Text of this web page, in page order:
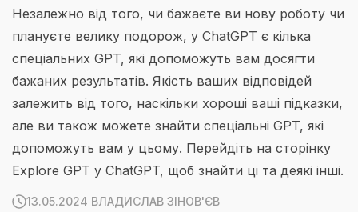
Незалежно від того, чи бажаєте ви нову роботу чи
плануєте велику подорож, у ChatGPT є кілька
спеціальних GPT, які допоможуть вам досягти
бажаних результатів. Якість ваших відповідей
залежить від того, наскільки хороші ваші підказки,
але ви також можете знайти спеціальні GPT, які
допоможуть вам у цьому. Перейдіть на сторінку
Explore GPT у ChatGPT, щоб знайти ці та деякі інші.
13.05.2024 ВЛАДИСЛАВ ЗІНОВ'ЄВ